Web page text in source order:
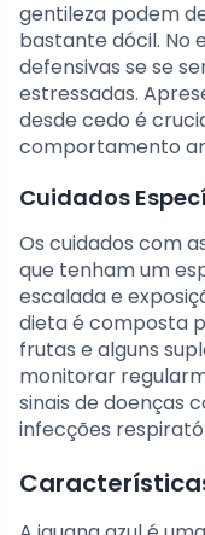
gentileza podem
bastante dócil. No
defensivas se se
estressadas.
desde cedo é
comportamento
Cuidados
Os cuidados com
que tenham um
escalada e
dieta é composta
frutas e alguns
monitorar
sinais de doenças
infecções